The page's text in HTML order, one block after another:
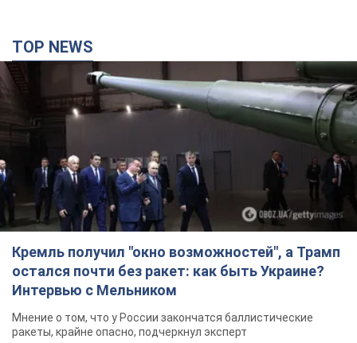
Кремль получил "окно возможностей", а Трамп
остался почти без ракет: как быть Украине?
Интервью с Мельником
Мнение о том, что у России закончатся баллистические
ракеты, крайне опасно, подчеркнул эксперт
5 часов назад 29,4 т.
Украина заключила соглашения о ежемесячной
поставке ракет для системы Patriot из США:
Зеленский раскрыл подробности
партнерами